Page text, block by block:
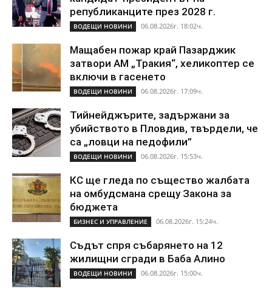
републиканците през 2028 г.
ВОДЕЩИ НОВИНИ 06.08.2026г. 18:02ч.
Мащабен пожар край Пазарджик
затвори АМ „Тракия“, хеликоптер се
включи в гасенето
ВОДЕЩИ НОВИНИ 06.08.2026г. 17:09ч.
Тийнейджърите, задържани за
убийството в Пловдив, твърдели, че
са „ловци на педофили”
ВОДЕЩИ НОВИНИ 06.08.2026г. 15:53ч.
КС ще гледа по същество жалбата
на омбудсмана срещу Закона за
бюджета
БИЗНЕС И УПРАВЛЕНИЕ 06.08.2026г. 15:24ч.
Съдът спря събарянето на 12
жилищни сгради в Баба Алино
ВОДЕЩИ НОВИНИ 06.08.2026г. 15:00ч.